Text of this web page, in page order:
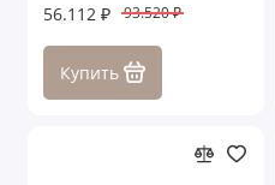
56.112 ₽ 93.520 ₽
Купить